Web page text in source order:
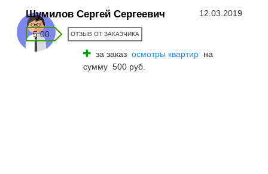
Шумилов Сергей Сергеевич 12.03.2019
5.00 ОТЗЫВ ОТ ЗАКАЗЧИКА
за заказ осмотры квартир на
сумму 500 руб.